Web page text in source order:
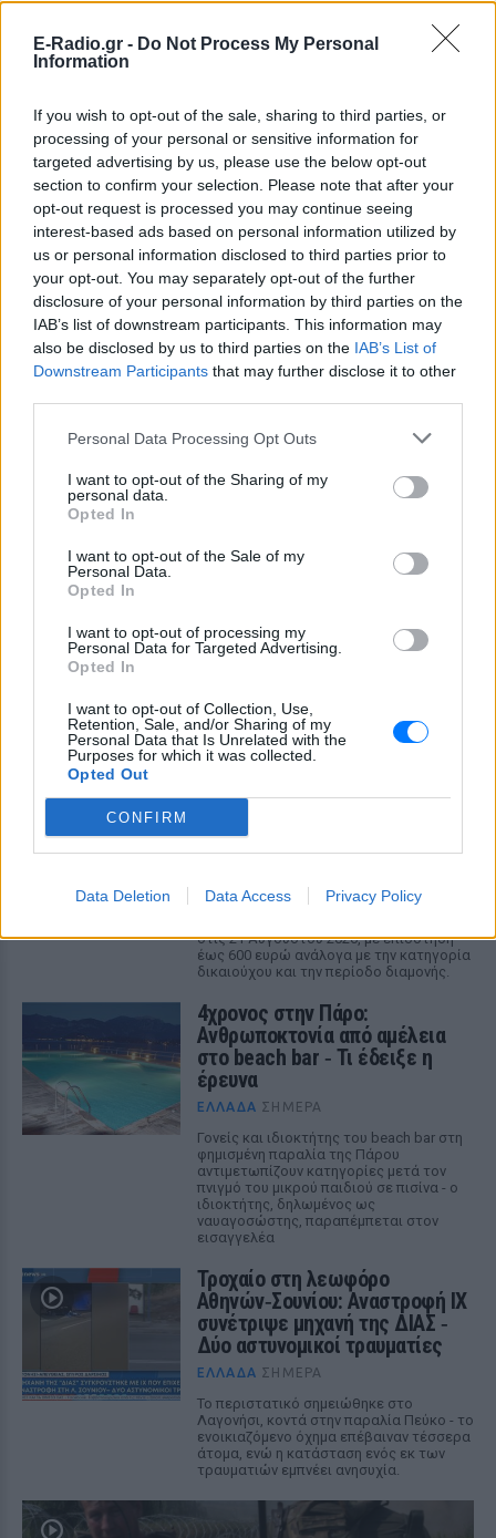
E-Radio.gr - Do Not Process My Personal
Information
If you wish to opt-out of the sale, sharing to third parties, or
processing of your personal or sensitive information for
targeted advertising by us, please use the below opt-out
section to confirm your selection. Please note that after your
opt-out request is processed you may continue seeing
interest-based ads based on personal information utilized by
us or personal information disclosed to third parties prior to
your opt-out. You may separately opt-out of the further
disclosure of your personal information by third parties on the
IAB’s list of downstream participants. This information may
also be disclosed by us to third parties on the IAB’s List of
Downstream Participants that may further disclose it to other
Personal Data Processing Opt Outs
I want to opt-out of the Sharing of my
personal data.
Opted In
I want to opt-out of the Sale of my
Personal Data.
Opted In
I want to opt-out of processing my
Personal Data for Targeted Advertising.
Opted In
I want to opt-out of Collection, Use,
Retention, Sale, and/or Sharing of my
Personal Data that Is Unrelated with the
Purposes for which it was collected.
Opted Out
CONFIRM
Data Deletion Data Access Privacy Policy
ΕΛΛΆΔΑ ΣΉΜΕΡΑ
Σαββάτου - ο πρόεδρος της ΠΟΕΔΗΝ
Μιχάλης Γιαννάκος ζητά ουσιαστικά
μέτρα προστασίας για το νοσηλευτικό
προσωπικό
Πάρος: Κλειστό το beach bar
όπου πνίγηκε ο 4χρονος –
Δικογραφία για ανθρωποκτονία
από αμέλεια
ΕΛΛΆΔΑ ΣΉΜΕΡΑ
Ο ιδιοκτήτης της επιχείρησης κρατείται
και αναμένεται να οδηγηθεί στον
εισαγγελέα, ενώ οι γονείς του παιδιού
αφέθηκαν ελεύθεροι μετά τη
Πανικός στο αεροδρόμιο της Ατλάντα:
έκτακτης ανάγκης
Πτήση με προορισμό το Ορλάντο επέστρεψε εκτάκτως στην
Ατλάντα μετά από αναφορές για καπνό στο πιλοτήριο - 199
ΣΉΜΕΡΑ
2026‑2027: Ποια ΑΦΜ
(9/8) – Όλα όσα πρέπει να
ΕΛΛΆΔΑ ΣΉΜΕΡΑ
στις 21 Αυγούστου 2026, με επιδότηση
έως 600 ευρώ ανάλογα με την κατηγορία
δικαιούχου και την περίοδο διαμονής.
4χρονος στην Πάρο:
Ανθρωποκτονία από αμέλεια
στο beach bar ‑ Τι έδειξε η
έρευνα
ΕΛΛΆΔΑ ΣΉΜΕΡΑ
Γονείς και ιδιοκτήτης του beach bar στη
φημισμένη παραλία της Πάρου
αντιμετωπίζουν κατηγορίες μετά τον
πνιγμό του μικρού παιδιού σε πισίνα - ο
ιδιοκτήτης, δηλωμένος ως
ναυαγοσώστης, παραπέμπεται στον
εισαγγελέα
Τροχαίο στη λεωφόρο
Αθηνών‑Σουνίου: Αναστροφή ΙΧ
συνέτριψε μηχανή της ΔΙΑΣ ‑
Δύο αστυνομικοί τραυματίες
ΕΛΛΆΔΑ ΣΉΜΕΡΑ
Το περιστατικό σημειώθηκε στο
Λαγονήσι, κοντά στην παραλία Πεύκο - το
ενοικιαζόμενο όχημα επέβαιναν τέσσερα
άτομα, ενώ η κατάσταση ενός εκ των
τραυματιών εμπνέει ανησυχία.